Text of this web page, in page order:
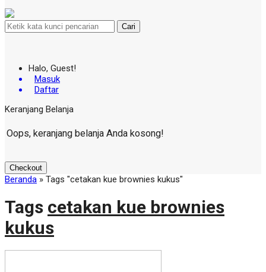
Cari
Halo, Guest!
Masuk
Daftar
Keranjang Belanja
Oops, keranjang belanja Anda kosong!
Checkout
Beranda » Tags "cetakan kue brownies kukus"
Tags cetakan kue brownies
kukus